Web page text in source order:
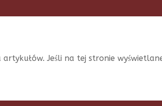
Jeśli na tej stronie